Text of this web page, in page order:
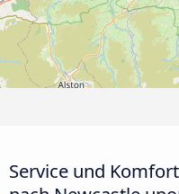
Service und